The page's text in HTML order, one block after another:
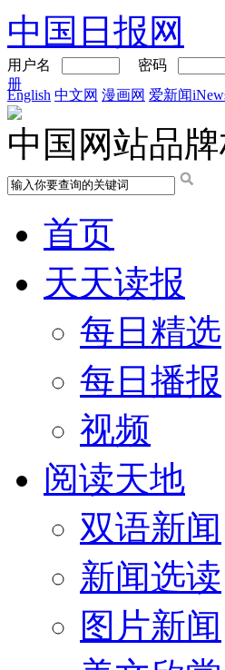
中国日报网
用户名 密码
册
English 中文网 漫画网 爱新闻
中国网站品
首页
天天读报
每日精选
每日播报
视频
阅读天地
双语新闻
新闻选读
图片新闻